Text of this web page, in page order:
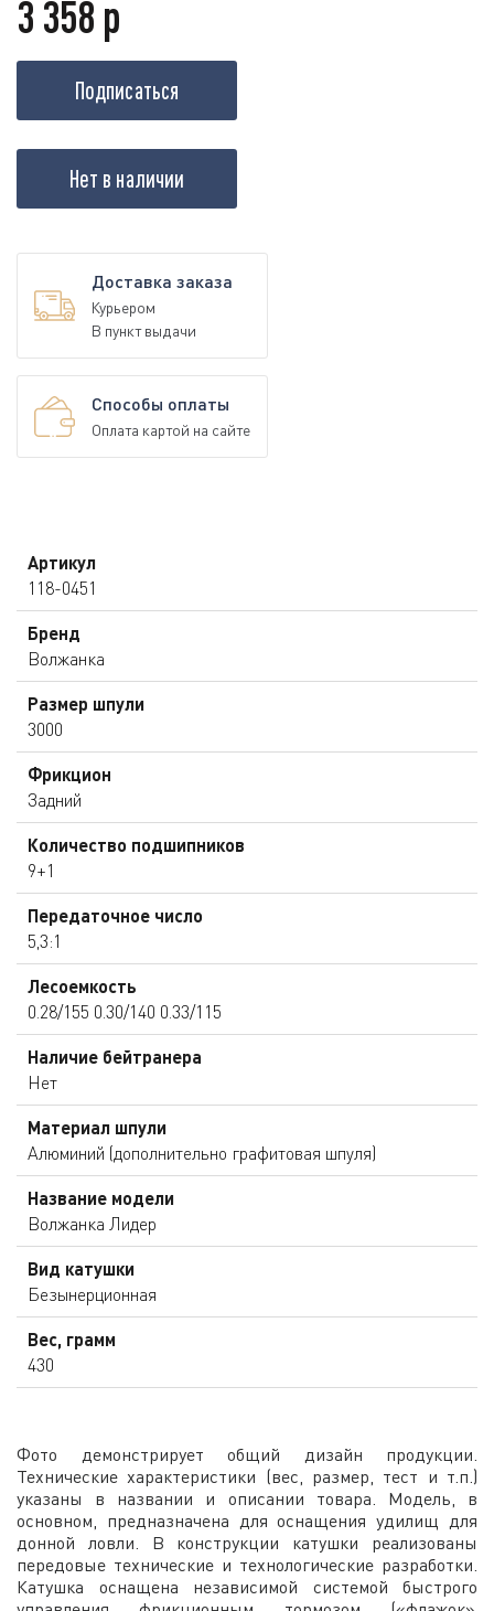
3 358 р
Подписаться
Нет в наличии
Доставка заказа
Курьером
В пункт выдачи
Способы оплаты
Оплата картой на сайте
Артикул
118-0451
Бренд
Волжанка
Размер шпули
3000
Фрикцион
Задний
Количество подшипников
9+1
Передаточное число
5,3:1
Лесоемкость
0.28/155 0.30/140 0.33/115
Наличие бейтранера
Нет
Материал шпули
Алюминий (дополнительно графитовая шпуля)
Название модели
Волжанка Лидер
Вид катушки
Безынерционная
Вес, грамм
430
Фото демонстрирует общий дизайн продукции.
Технические характеристики (вес, размер, тест и т.п.)
указаны в названии и описании товара. Модель, в
основном, предназначена для оснащения удилищ для
донной ловли. В конструкции катушки реализованы
передовые технические и технологические разработки.
Катушка оснащена независимой системой быстрого